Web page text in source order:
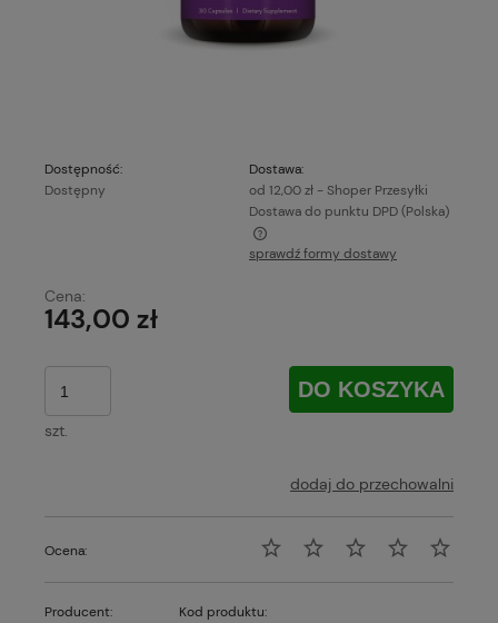
Dostępność:
Dostępny
Dostawa:
od 12,00 zł - Shoper Przesyłki
Dostawa do punktu DPD(Polska)
Cena nie zawiera ewentualnych kosztów płatności
sprawdź formy dostawy
Cena:
143,00 zł
szt.
DO KOSZYKA
dodaj do przechowalni
Ocena:
Producent: Kod produktu: